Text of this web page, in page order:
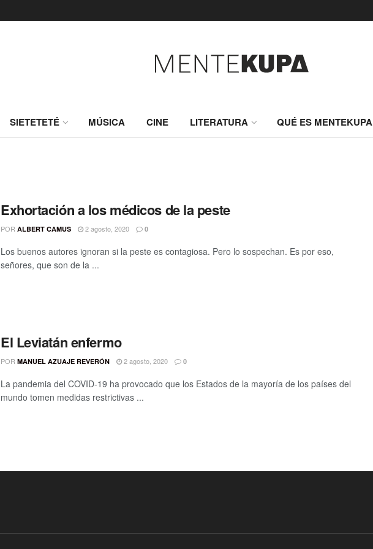
SIETETETÉ MÚSICA CINE LITERATURA QUÉ ES MENTEKUPA
Exhortación a los médicos de la peste
POR ALBERT CAMUS 2 agosto, 2020 0
Los buenos autores ignoran si la peste es contagiosa. Pero lo sospechan. Es por eso,
señores, que son de la ...
El Leviatán enfermo
POR MANUEL AZUAJE REVERÓN 2 agosto, 2020 0
La pandemia del COVID-19 ha provocado que los Estados de la mayoría de los países del
mundo tomen medidas restrictivas ...